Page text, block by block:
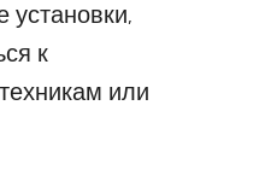
установки,
к
или